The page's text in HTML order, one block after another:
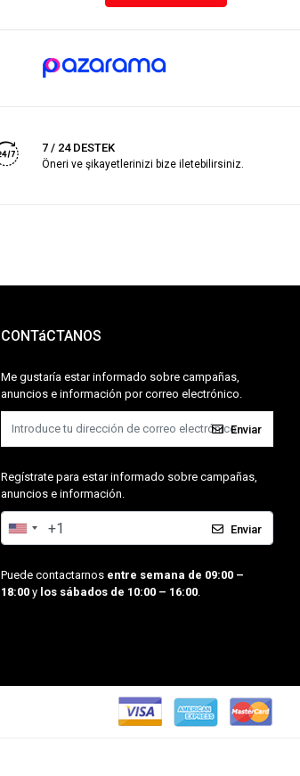
7 / 24 DESTEK
Öneri ve şikayetlerinizi bize iletebilirsiniz.
CONTáCTANOS
Me gustaría estar informado sobre campañas,
anuncios e información por correo electrónico.
Enviar
Regístrate para estar informado sobre campañas,
anuncios e información.
Enviar
Puede contactarnos entre semana de 09:00 –
18:00y los sábados de 10:00 – 16:00.